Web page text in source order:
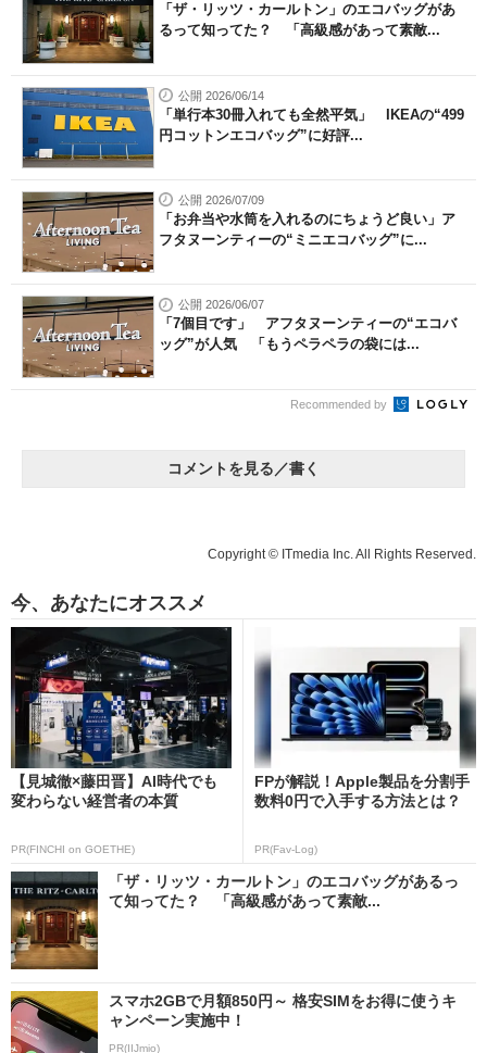
「ザ・リッツ・カールトン」のエコバッグがあ
るって知ってた？ 「高級感があって素敵...
公開 2026/06/14
「単行本30冊入れても全然平気」 IKEAの“499
円コットンエコバッグ”に好評...
公開 2026/07/09
「お弁当や水筒を入れるのにちょうど良い」ア
フタヌーンティーの“ミニエコバッグ”に...
公開 2026/06/07
「7個目です」 アフタヌーンティーの“エコバ
ッグ”が人気 「もうペラペラの袋には...
Recommended by
コメントを見る／書く
Copyright © ITmedia Inc. All Rights Reserved.
今、あなたにオススメ
【見城徹×藤田晋】AI時代でも
変わらない経営者の本質
PR(FINCHI on GOETHE)
FPが解説！Apple製品を分割手
数料0円で入手する方法とは？
PR(Fav-Log)
「ザ・リッツ・カールトン」のエコバッグがあるっ
て知ってた？ 「高級感があって素敵...
スマホ2GBで月額850円～ 格安SIMをお得に使うキ
ャンペーン実施中！
PR(IIJmio)